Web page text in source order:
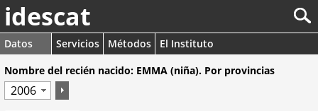
idescat
Datos Servicios Métodos
El Instituto
Nombre del recién nacido: EMMA (niña). Por provincias